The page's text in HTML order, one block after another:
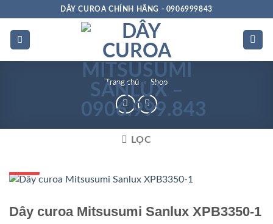
dung
DÂY CUROA CHÍNH HÃNG - 0906999843
Trang chủ » Shop
LỌC
Dây curoa Mitsusumi Sanlux XPB3350-1